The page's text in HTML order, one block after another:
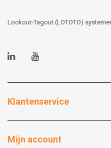
Lockout-Tagout (LOTOTO)
Klantenservice
Mijn account